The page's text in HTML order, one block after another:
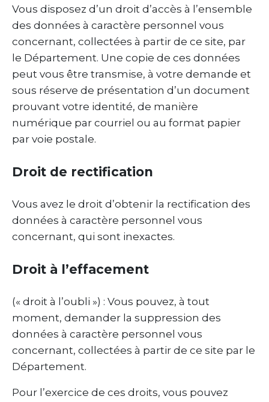
Vous disposez d’un droit d’accès à l’ensemble
des données à caractère personnel vous
concernant, collectées à partir de ce site, par
le Département. Une copie de ces données
peut vous être transmise, à votre demande et
sous réserve de présentation d’un document
prouvant votre identité, de manière
numérique par courriel ou au format papier
par voie postale.
Droit de rectification
Vous avez le droit d’obtenir la rectification des
données à caractère personnel vous
concernant, qui sont inexactes.
Droit à l’effacement
(« droit à l’oubli ») : Vous pouvez, à tout
moment, demander la suppression des
données à caractère personnel vous
concernant, collectées à partir de ce site par le
Département.
Pour l’exercice de ces droits, vous pouvez